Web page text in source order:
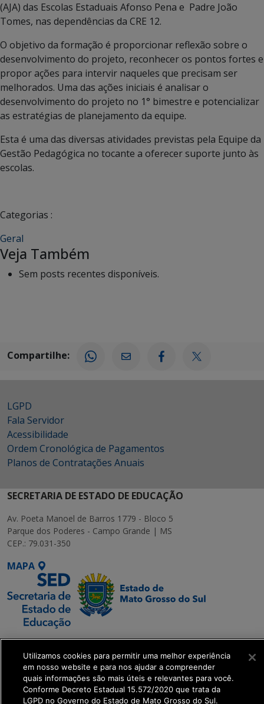
(AJA) das Escolas Estaduais Afonso Pena e Padre João
Tomes, nas dependências da CRE 12.
O objetivo da formação é proporcionar reflexão sobre o
desenvolvimento do projeto, reconhecer os pontos fortes e
propor ações para intervir naqueles que precisam ser
melhorados. Uma das ações iniciais é analisar o
desenvolvimento do projeto no 1° bimestre e potencializar
as estratégias de planejamento da equipe.
Esta é uma das diversas atividades previstas pela Equipe da
Gestão Pedagógica no tocante a oferecer suporte junto às
escolas.
Categorias :
Geral
Veja Também
Sem posts recentes disponíveis.
Compartilhe:
LGPD
Fala Servidor
Acessibilidade
Ordem Cronológica de Pagamentos
Planos de Contratações Anuais
SECRETARIA DE ESTADO DE EDUCAÇÃO
Av. Poeta Manoel de Barros 1779 - Bloco 5
Parque dos Poderes - Campo Grande | MS
CEP.: 79.031-350
MAPA
SETDIG | Secretaria-
Executiva de
Transformação Digital
Utilizamos cookies para permitir uma melhor experiência
em nosso website e para nos ajudar a compreender
quais informações são mais úteis e relevantes para você.
Conforme Decreto Estadual 15.572/2020 que trata da
LGPD no Governo do Estado de Mato Grosso do Sul.